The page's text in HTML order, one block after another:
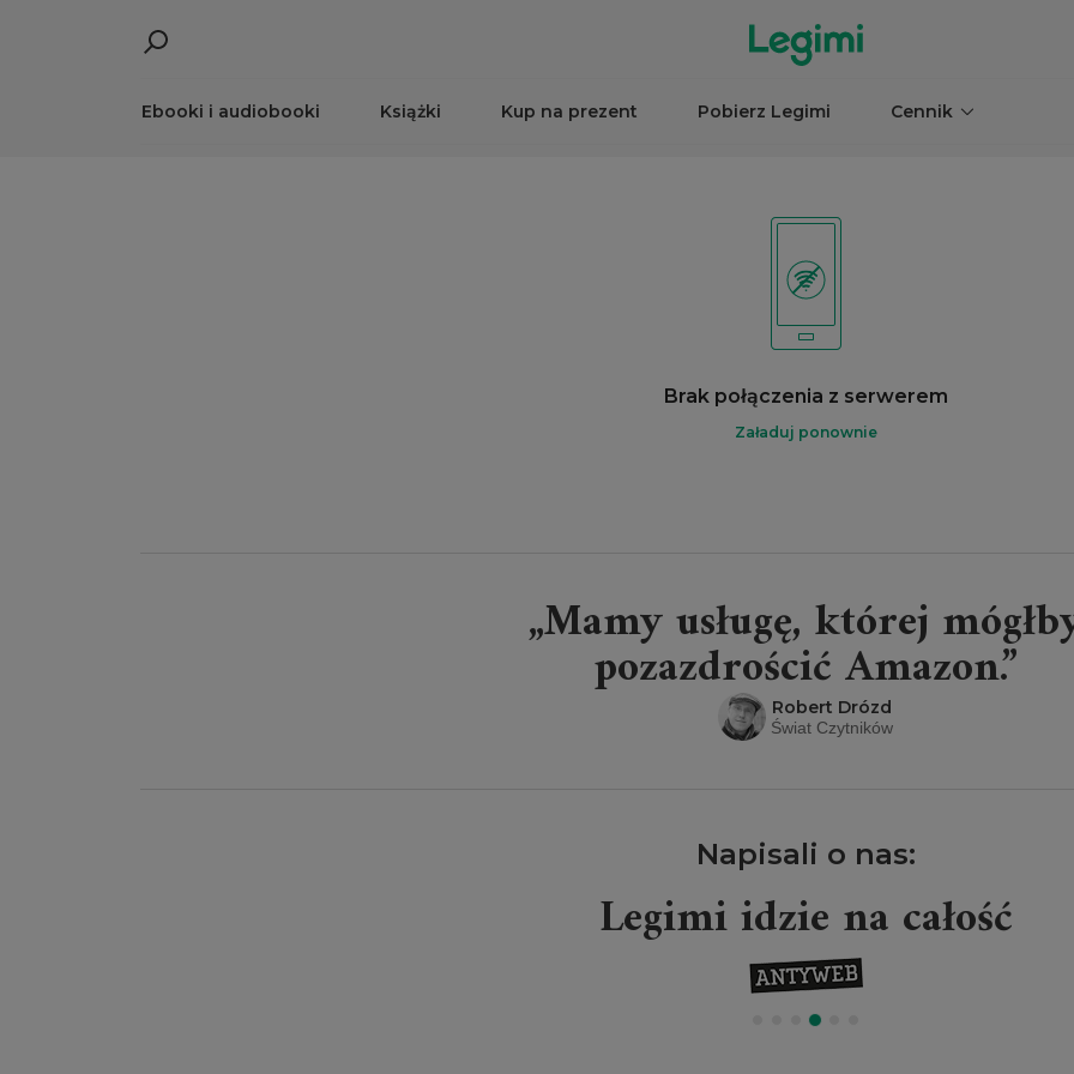
Ebooki i audiobooki Książki Kup na prezent Pobierz Legimi Cennik
Brak połączenia z serwerem
Załaduj ponownie
„Mamy usługę, której
pozazdrościć Amazon.”
Robert Drózd
Świat Czytników
Napisali o nas:
Legimi idzie na całość